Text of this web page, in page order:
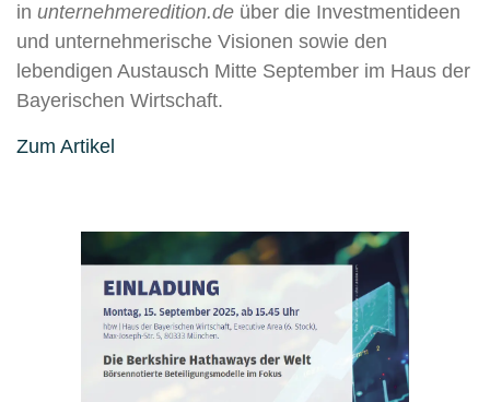
in unternehmeredition.de über die Investmentideen
und unternehmerische Visionen sowie den
lebendigen Austausch Mitte September im Haus der
Bayerischen Wirtschaft.
Zum Artikel